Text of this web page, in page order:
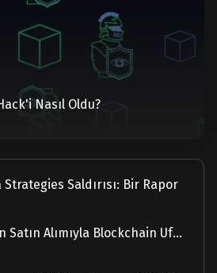
Nasıl Oldu?
Strategies Saldırısı: Bir Rapor
Etherscan, Solscan Satın Alımıyla Blockchain Ufuklarını Genişletiyor